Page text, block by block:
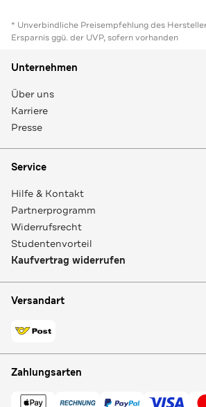
* Unverbindliche Preisempfehlung des
Ersparnis ggü. der UVP, sofern vorhanden
Unternehmen
Über uns
Karriere
Presse
Service
Hilfe & Kontakt
Partnerprogramm
Widerrufsrecht
Studentenvorteil
Kaufvertrag widerrufen
Versandart
Zahlungsarten